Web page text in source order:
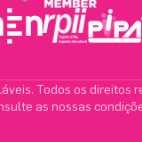
Todos os direitos
as nossas